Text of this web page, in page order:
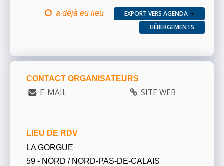
a déjà eu lieu
EXPORT VERS AGENDA
HÉBERGEMENTS
CONTACT ORGANISATEURS
E-MAIL SITE WEB
LIEU DE RDV
LA GORGUE
59 - NORD / NORD-PAS-DE-CALAIS